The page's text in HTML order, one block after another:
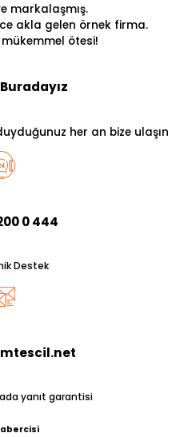
markalaşmış.
akla gelen örnek firma.
mükemmel ötesi!
her an bize ulaşın
0 444
Destek
yanıt garantisi